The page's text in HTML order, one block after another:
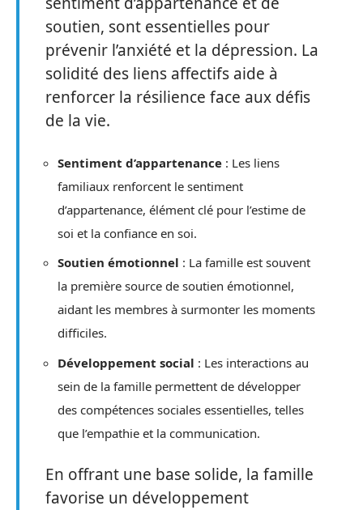
soutien, sont essentielles pour
prévenir l’anxiété et la dépression. La
solidité des liens affectifs aide à
renforcer la résilience face aux défis
de la vie.
Sentiment d’appartenance : Les liens
familiaux renforcent le sentiment
d’appartenance, élément clé pour l’estime de
soi et la confiance en soi.
Soutien émotionnel : La famille est souvent
la première source de soutien émotionnel,
aidant les membres à surmonter les moments
difficiles.
Développement social : Les interactions au
sein de la famille permettent de développer
des compétences sociales essentielles, telles
que l’empathie et la communication.
En offrant une base solide, la famille
favorise un développement